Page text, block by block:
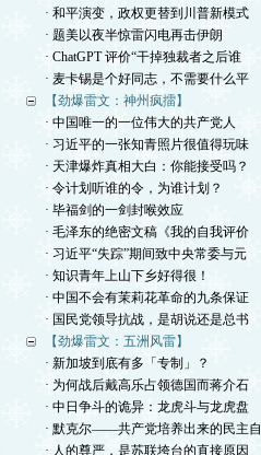
· 和平演变，政权更替到川普新模式
· 题美以夜半惊雷闪电再击伊朗
· ChatGPT 评价“干掉独裁者之后谁
· 麦卡锡是个好同志，不需要什么平
【劲爆雷文：神州疯擂】
· 中国唯一的一位伟大的共产党人
· 习近平的一张知青照片很值得玩味
· 天津爆炸真相大白：你能接受吗？
· 令计划听谁的令，为谁计划？
· 毕福剑的一剑封喉效应
· 毛泽东的绝密文稿《我的自我评价
· 习近平“失踪”期间致中央常委与元
· 知识青年上山下乡好得很！
· 中国不会有茉莉花革命的九条保证
· 国民党领导抗战，是胡说还是总书
【劲爆雷文：五洲风雷】
· 新加坡到底有多「专制」？
· 为何战后戴高乐占领德国而蒋介石
· 中日争斗的诡异：龙虎斗与龙虎盘
· 默克尔——共产党培养出来的民主自
· 人的尊严，是苏联垮台的直接原因